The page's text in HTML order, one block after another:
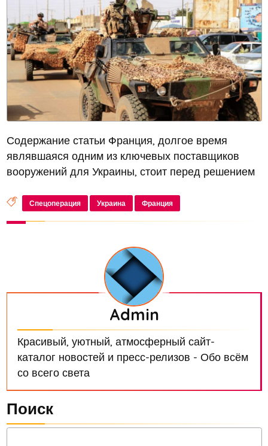
Содержание статьи Франция, долгое время
являвшаяся одним из ключевых поставщиков
вооружений для Украины, стоит перед решением
страну. Посол Российской Федерации в Париже
Алексей Мешков выразил опасения отн...
Спецоперация Украина Франция
Admin
Красивый, уютный, атмосферный сайт-
каталог новостей и пресс-релизов - Обо всём
со всего света
Поиск